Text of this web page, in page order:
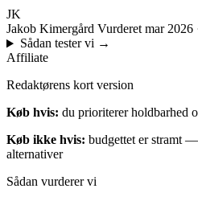
JK
Jakob Kimergård Vurderet mar 2026
Sådan tester vi →
Affiliate
Redaktørens kort version
Køb hvis: du prioriterer holdbarhed
Køb ikke hvis: budgettet er stramt
alternativer
Sådan vurderer vi